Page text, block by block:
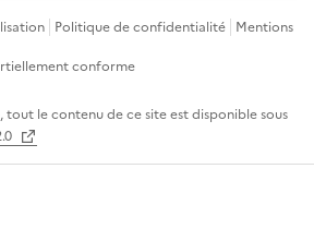
Politique de confidentialité Mentions
conforme
le contenu de ce site est disponible sous